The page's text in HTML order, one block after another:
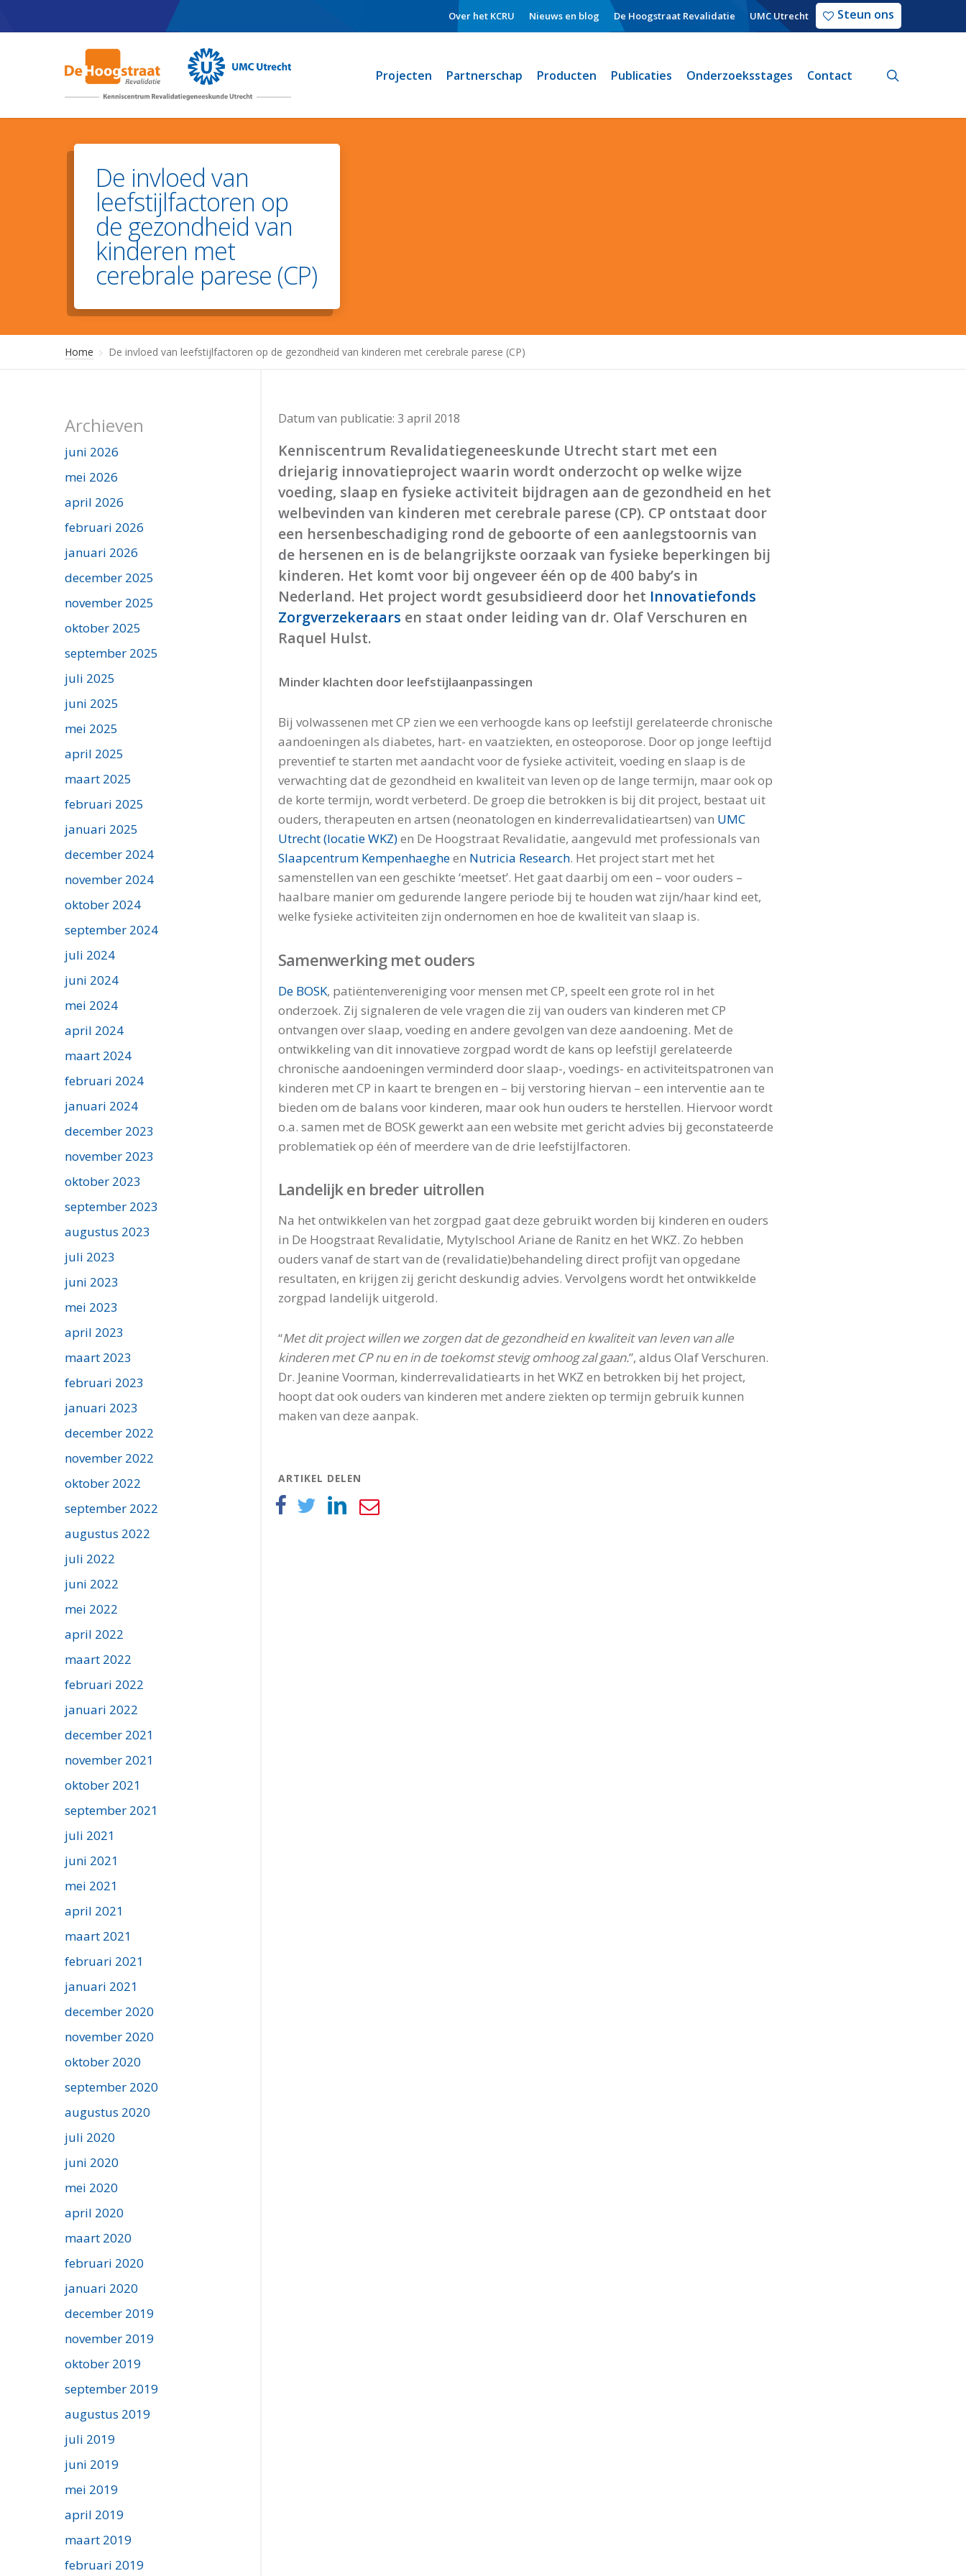
to
Over het KCRU Nieuws en blog De Hoogstraat Revalidatie UMC Utrecht Steun ons
Projecten Partnerschap Producten Publicaties Onderzoeksstages Contact
De invloed van
leefstijlfactoren op
de gezondheid van
kinderen met
cerebrale parese (CP)
Home De invloed van leefstijlfactoren op de gezondheid van kinderen met cerebrale parese (CP)
Archieven
juni 2026
mei 2026
april 2026
februari 2026
januari 2026
december 2025
november 2025
oktober 2025
september 2025
juli 2025
juni 2025
mei 2025
april 2025
maart 2025
februari 2025
januari 2025
december 2024
november 2024
oktober 2024
september 2024
juli 2024
juni 2024
mei 2024
april 2024
maart 2024
februari 2024
januari 2024
december 2023
november 2023
oktober 2023
september 2023
augustus 2023
juli 2023
juni 2023
mei 2023
april 2023
maart 2023
februari 2023
januari 2023
december 2022
november 2022
oktober 2022
september 2022
augustus 2022
juli 2022
juni 2022
mei 2022
april 2022
maart 2022
februari 2022
januari 2022
december 2021
november 2021
oktober 2021
september 2021
juli 2021
juni 2021
mei 2021
april 2021
maart 2021
februari 2021
januari 2021
december 2020
november 2020
oktober 2020
september 2020
augustus 2020
juli 2020
juni 2020
mei 2020
april 2020
maart 2020
februari 2020
januari 2020
december 2019
november 2019
oktober 2019
september 2019
augustus 2019
juli 2019
juni 2019
mei 2019
april 2019
maart 2019
februari 2019
Datum van publicatie: 3 april 2018
Kenniscentrum Revalidatiegeneeskunde Utrecht start met een
driejarig innovatieproject waarin wordt onderzocht op welke wijze
voeding, slaap en fysieke activiteit bijdragen aan de gezondheid en het
welbevinden van kinderen met cerebrale parese (CP). CP ontstaat door
een hersenbeschadiging rond de geboorte of een aanlegstoornis van
de hersenen en is de belangrijkste oorzaak van fysieke beperkingen bij
kinderen. Het komt voor bij ongeveer één op de 400 baby’s in
Nederland. Het project wordt gesubsidieerd door het Innovatiefonds
Zorgverzekeraars en staat onder leiding van dr. Olaf Verschuren en
Raquel Hulst.
Minder klachten door leefstijlaanpassingen
Bij volwassenen met CP zien we een verhoogde kans op leefstijl gerelateerde chronische
aandoeningen als diabetes, hart- en vaatziekten, en osteoporose. Door op jonge leeftijd
preventief te starten met aandacht voor de fysieke activiteit, voeding en slaap is de
verwachting dat de gezondheid en kwaliteit van leven op de lange termijn, maar ook op
de korte termijn, wordt verbeterd. De groep die betrokken is bij dit project, bestaat uit
ouders, therapeuten en artsen (neonatologen en kinderrevalidatieartsen) van UMC
Utrecht (locatie WKZ)en De Hoogstraat Revalidatie, aangevuld met professionals van
Slaapcentrum Kempenhaegheen Nutricia Research. Het project start met het
samenstellen van een geschikte ‘meetset’. Het gaat daarbij om een – voor ouders –
haalbare manier om gedurende langere periode bij te houden wat zijn/haar kind eet,
welke fysieke activiteiten zijn ondernomen en hoe de kwaliteit van slaap is.
Samenwerking met ouders
De BOSK, patiëntenvereniging voor mensen met CP, speelt een grote rol in het
onderzoek. Zij signaleren de vele vragen die zij van ouders van kinderen met CP
ontvangen over slaap, voeding en andere gevolgen van deze aandoening. Met de
ontwikkeling van dit innovatieve zorgpad wordt de kans op leefstijl gerelateerde
chronische aandoeningen verminderd door slaap-, voedings- en activiteitspatronen van
kinderen met CP in kaart te brengen en – bij verstoring hiervan – een interventie aan te
bieden om de balans voor kinderen, maar ook hun ouders te herstellen. Hiervoor wordt
o.a. samen met de BOSK gewerkt aan een website met gericht advies bij geconstateerde
problematiek op één of meerdere van de drie leefstijlfactoren.
Landelijk en breder uitrollen
Na het ontwikkelen van het zorgpad gaat deze gebruikt worden bij kinderen en ouders
in De Hoogstraat Revalidatie, Mytylschool Ariane de Ranitz en het WKZ. Zo hebben
ouders vanaf de start van de (revalidatie)behandeling direct profijt van opgedane
resultaten, en krijgen zij gericht deskundig advies. Vervolgens wordt het ontwikkelde
zorgpad landelijk uitgerold.
“Met dit project willen we zorgen dat de gezondheid en kwaliteit van leven van alle
kinderen met CP nu en in de toekomst stevig omhoog zal gaan.”, aldus Olaf Verschuren.
Dr. Jeanine Voorman, kinderrevalidatiearts in het WKZ en betrokken bij het project,
hoopt dat ook ouders van kinderen met andere ziekten op termijn gebruik kunnen
maken van deze aanpak.
ARTIKEL DELEN